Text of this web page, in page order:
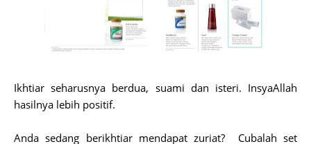
Ikhtiar seharusnya berdua, suami dan isteri. InsyaAllah
hasilnya lebih positif.
Anda sedang berikhtiar mendapat zuriat? Cubalah set